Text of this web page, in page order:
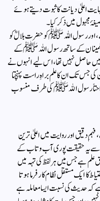
اعلیٰ دیانت کا ثبوت دیتے ہوئے
مجہول میں ذکر کیا۔
اور رسول اللہ ﷺ کو حضرت بلالؓ کو
اطمینان کے ساتھ رسول اللہ ﷺ کے
حاصل نہیں تھا، اس لیے انہوں نے
جس تک ان کا علم براہِ راست پہنچتا
صراحتاً رسول اللہ ﷺ کی طرف منسوب
دقیق اور روایت میں اعلیٰ ترین
سے یہ حقیقت پوری آب و تاب کے
علم ہے جس میں ہر لفظ کی تہہ میں
کا ایک مستقل نظام کارفرما ہوتا
حدیث کی نسبت ایسا معاملہ ہے